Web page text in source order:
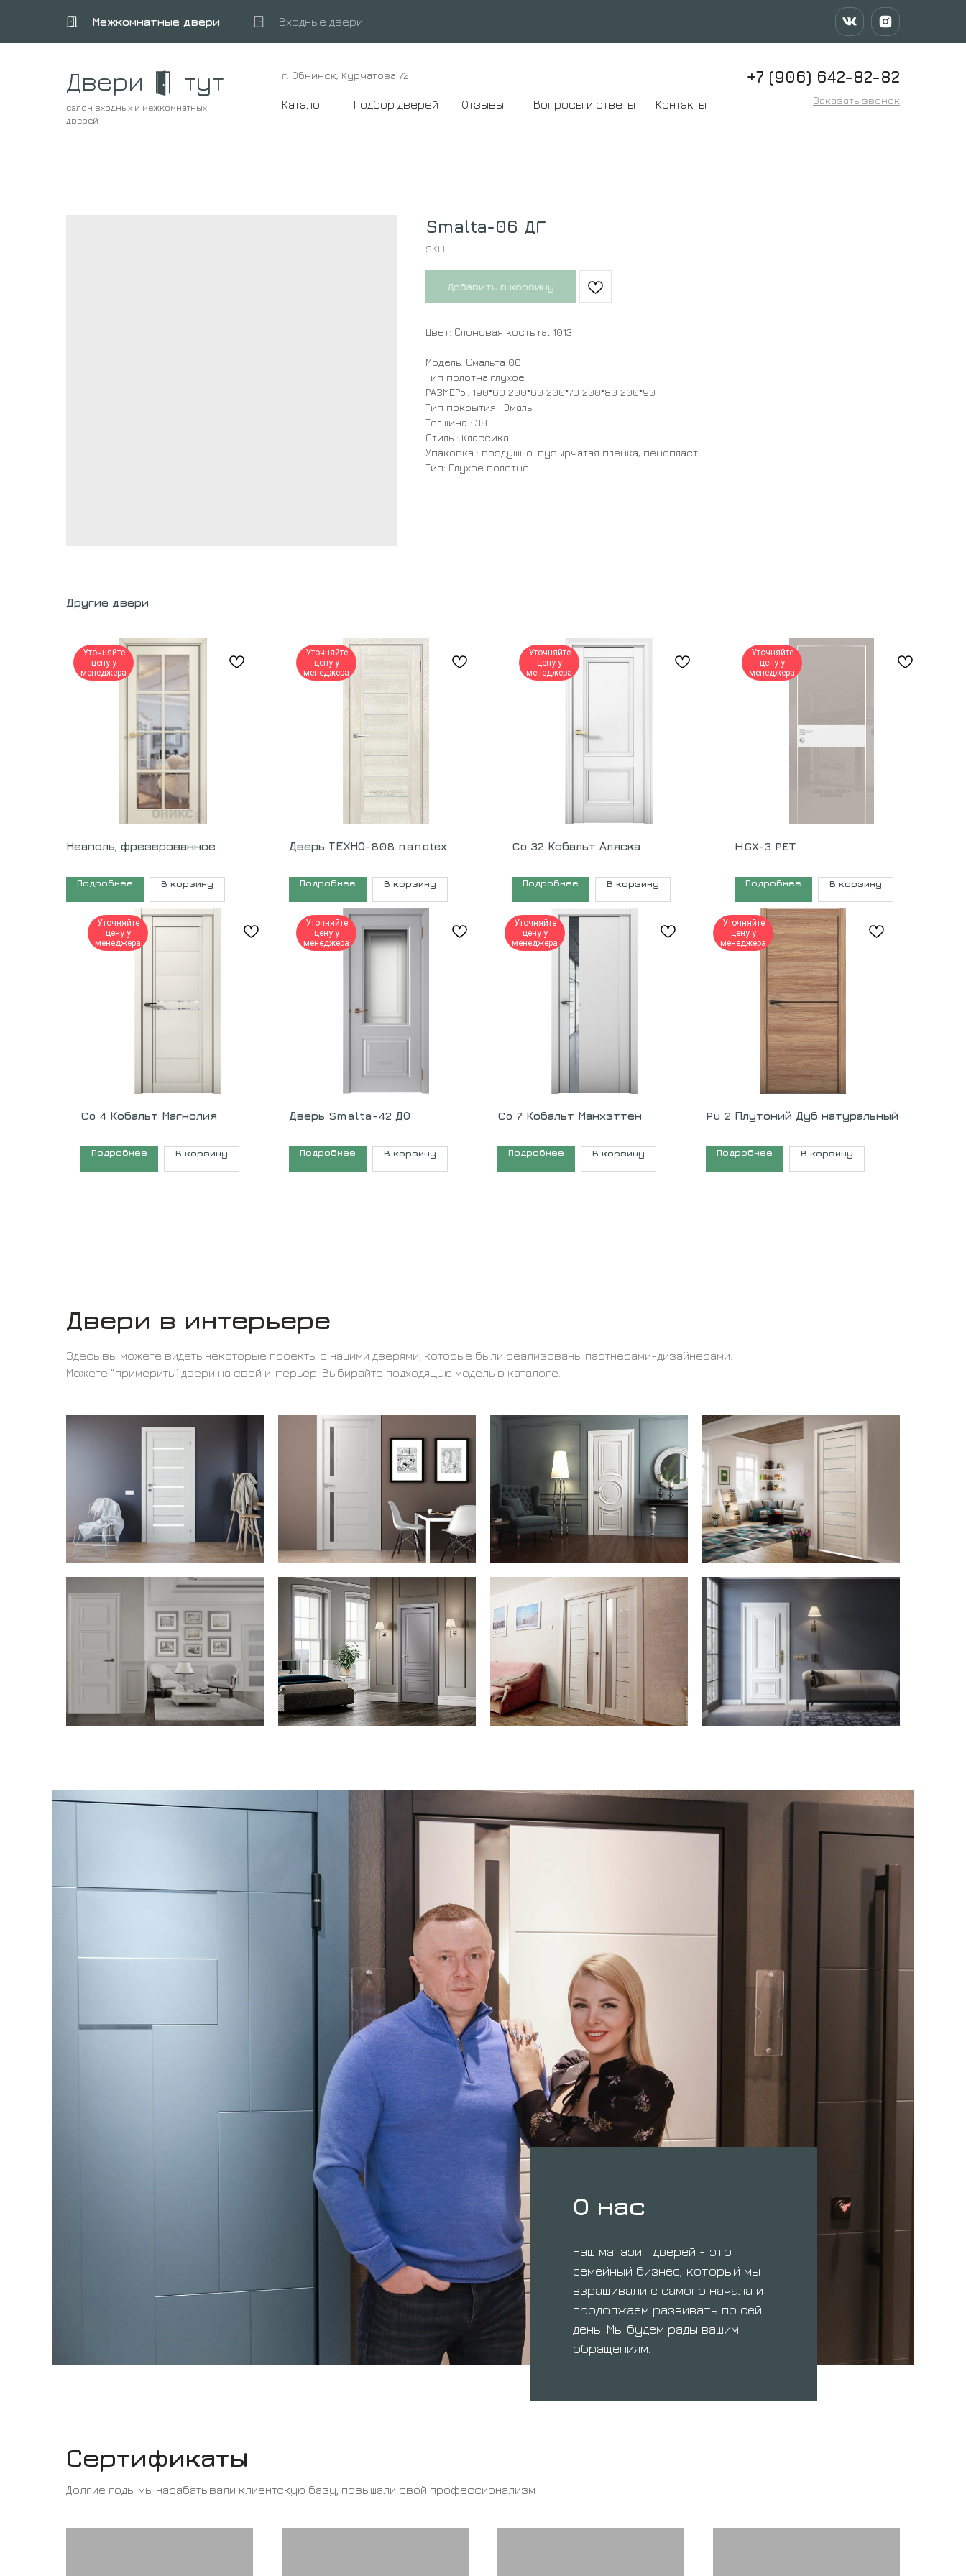
Межкомнатные двери Входные двери
Каталог
салон входных и межкомнатных
дверей
г. Обнинск, Курчатова 72
Подбор дверей Отзывы Контакты
Вопросы и ответы
+7 (906) 642-82-82
Заказать звонок
Двери тут
Smalta-06 ДГ
SKU:
Добавить в корзину
Цвет: Слоновая кость ral 1013
Модель: Смальта 06
Тип полотна:глухое
РАЗМЕРЫ: 190*60 200*60 200*70 200*80 200*90
Тип покрытия : Эмаль
Толщина : 38
Стиль : Классика
Упаковка : воздушно-пузырчатая пленка, пенопласт
Тип: Глухое полотно
Другие двери
Уточняйте
цену у
менеджера
Неаполь, фрезерованное
Подробнее В корзину
Уточняйте
цену у
менеджера
Дверь ТЕХНО-808 nanotex
Подробнее В корзину
Уточняйте
цену у
менеджера
Co 32 Кобальт Аляска
Подробнее В корзину
Уточняйте
цену у
менеджера
HGX-3 PET
Подробнее В корзину
Уточняйте
цену у
менеджера
Co 4 Кобальт Магнолия
Подробнее В корзину
Уточняйте
цену у
менеджера
Дверь Smalta-42 ДО
Подробнее В корзину
Уточняйте
цену у
менеджера
Co 7 Кобальт Манхэттен
Подробнее В корзину
Уточняйте
цену у
менеджера
Pu 2 Плутоний Дуб натуральный
Подробнее В корзину
Двери в интерьере
Здесь вы можете видеть некоторые проекты с нашими дверями, которые были реализованы партнерами-дизайнерами.
Можете “примерить” двери на свой интерьер. Выбирайте подходящую модель в каталоге.
О нас
Наш магазин дверей - это
семейный бизнес, который мы
взращивали с самого начала и
продолжаем развивать по сей
день. Мы будем рады вашим
обращениям.
Сертификаты
Долгие годы мы нарабатывали клиентскую базу, повышали свой профессионализм